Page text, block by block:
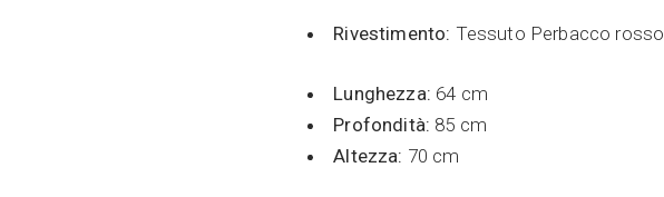
Rivestimento: Tessuto Perbacco rosso
Lunghezza: 64 cm
Profondità: 85 cm
Altezza: 70 cm